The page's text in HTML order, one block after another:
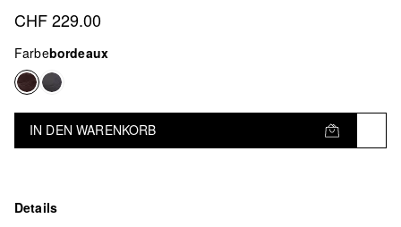
CHF 229.00
Farbebordeaux
IN DEN WARENKORB
Details